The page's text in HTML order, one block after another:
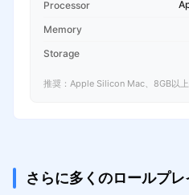
Processor
Memory
Storage
推奨：Apple Silicon Mac、8GB以上
さらに多くのロールプ